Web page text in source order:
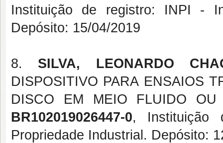
Instituição de registro: INPI -
Depósito: 15/04/2019
8. SILVA, LEONARDO
DISPOSITIVO PARA ENSAIOS
DISCO EM MEIO FLUIDO
BR102019026447-0, Instituição
Propriedade Industrial. Depósito: